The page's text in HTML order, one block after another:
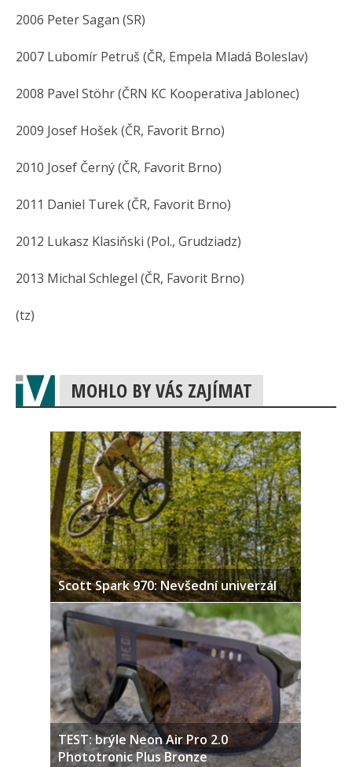
2006 Peter Sagan (SR)
2007 Lubomír Petruš (ČR, Empela Mladá Boleslav)
2008 Pavel Stöhr (ČRN KC Kooperativa Jablonec)
2009 Josef Hošek (ČR, Favorit Brno)
2010 Josef Černý (ČR, Favorit Brno)
2011 Daniel Turek (ČR, Favorit Brno)
2012 Lukasz Klasiňski (Pol., Grudziadz)
2013 Michal Schlegel (ČR, Favorit Brno)
(tz)
MOHLO BY VÁS ZAJÍMAT
Scott Spark 970: Nevšední univerzál
TEST: brýle Neon Air Pro 2.0
Phototronic Plus Bronze